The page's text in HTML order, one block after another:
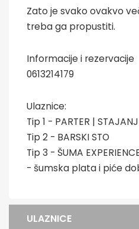
Zato je svako ovakvo
treba ga propustiti.
Informacije i rezervacije
0613214179
Ulaznice:
Tip 1 - PARTER |
Tip 2 - BARSKI STO
Tip 3 - ŠUMA
- šumska plata i piće
ULAZNICE